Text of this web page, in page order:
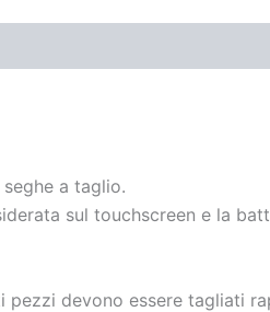
a taglio.
sul touchscreen e la
pezzi devono essere tagliati